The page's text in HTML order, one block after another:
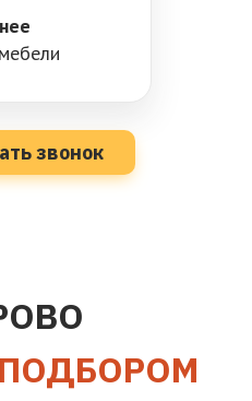
звонок